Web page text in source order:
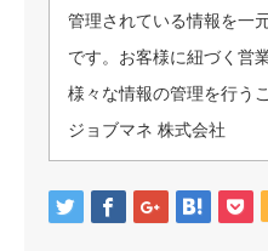
管理されている情報を一
です。お客様に紐づく営
様々な情報の管理を行う
ジョブマネ 株式会社